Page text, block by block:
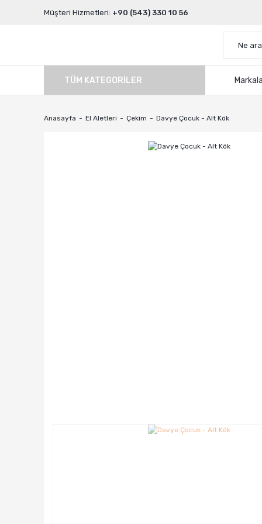
Müşteri Hizmetleri: +90 (543) 330 10 56
TÜM KATEGORILER
Anasayfa El Aletleri Çekim Davye Çocuk - Alt Kök